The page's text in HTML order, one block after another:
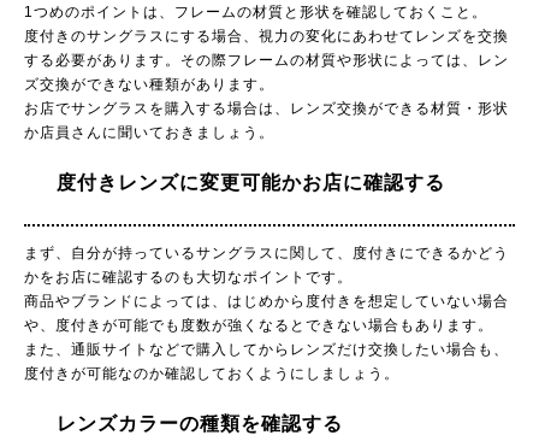
1つめのポイントは、フレームの材質と形状を確認しておくこと。
度付きのサングラスにする場合、視力の変化にあわせてレンズを交換
する必要があります。その際フレームの材質や形状によっては、レン
ズ交換ができない種類があります。
お店でサングラスを購入する場合は、レンズ交換ができる材質・形状
か店員さんに聞いておきましょう。
度付きレンズに変更可能かお店に確認する
まず、自分が持っているサングラスに関して、度付きにできるかどう
かをお店に確認するのも大切なポイントです。
商品やブランドによっては、はじめから度付きを想定していない場合
や、度付きが可能でも度数が強くなるとできない場合もあります。
また、通販サイトなどで購入してからレンズだけ交換したい場合も、
度付きが可能なのか確認しておくようにしましょう。
レンズカラーの種類を確認する